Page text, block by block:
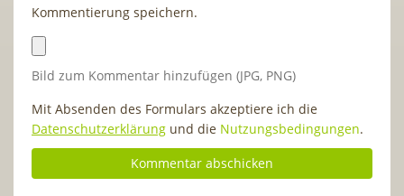
Kommentierung speichern.
Bild zum Kommentar hinzufügen (JPG, PNG)
Mit Absenden des Formulars akzeptiere ich die
Datenschutzerklärung und die Nutzungsbedingungen.